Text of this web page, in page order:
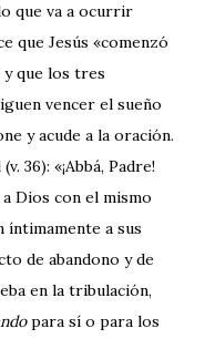
que va a ocurrir
que Jesús «comenzó
y que los tres
vencer el sueño
y acude a la oración.
36): «¡Abbá, Padre!
Dios con el mismo
a sus
de abandono y de
en la tribulación,
para sí o para los